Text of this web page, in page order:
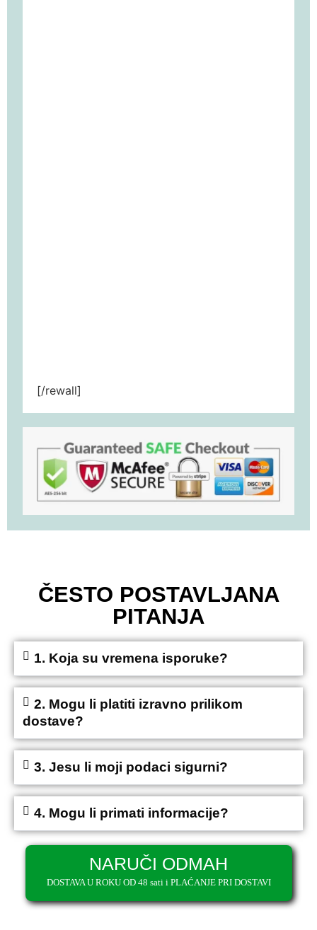
[/rewall]
ČESTO POSTAVLJANA
PITANJA
1. Koja su vremena isporuke?
2. Mogu li platiti izravno prilikom
dostave?
3. Jesu li moji podaci sigurni?
4. Mogu li primati informacije?
NARUČI ODMAH
DOSTAVA U ROKU OD 48 sati i PLAĆANJE PRI DOSTAVI